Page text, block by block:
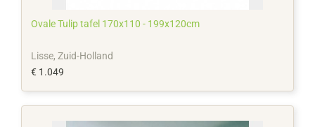
Ovale Tulip tafel 170x110 - 199x120cm
Lisse, Zuid-Holland
€ 1.049